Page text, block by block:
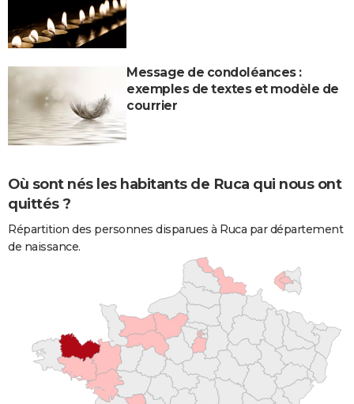
Message de condoléances :
exemples de textes et modèle de
courrier
Où sont nés les habitants de Ruca qui nous ont
quittés ?
Répartition des personnes disparues à Ruca par département
de naissance.